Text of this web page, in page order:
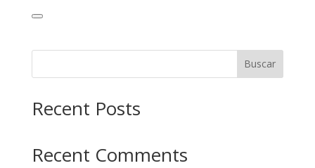
Buscar
Recent Posts
Recent Comments